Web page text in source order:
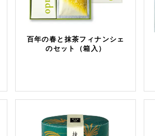
百年の春と抹茶フィナンシェ
のセット（箱入）